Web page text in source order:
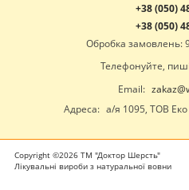
+38 (050)
+38 (050)
Обробка замовлень:
Телефонуйте,
Email:
Адреса: а/я 1095, ТОВ
Copyright ©2026 ТМ "Доктор Шерсть"
Лікувальні вироби з натуральної вовни